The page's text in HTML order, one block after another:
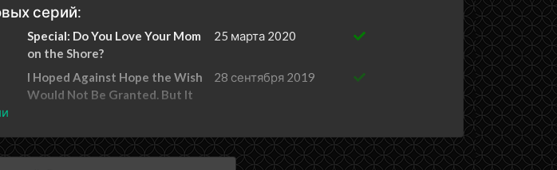
серий:
Special: Do You Love Your Mom
on the Shore?
25 марта 2020
I Hoped Against Hope the Wish
Would Not Be Granted. But It
28 сентября 2019
The Courage to Accept Things.
A Loving Heart. Also, Full-Body
21 сентября 2019